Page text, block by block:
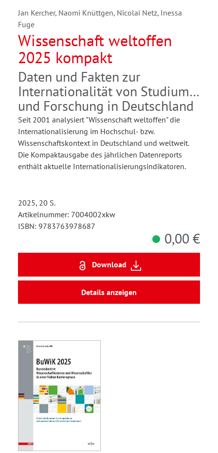
Jan Kercher, Naomi Knüttgen, Nicolai Netz, Inessa
Fuge
Wissenschaft weltoffen
2025 kompakt
Daten und Fakten zur
Internationalität von Studium
und Forschung in Deutschland
Seit 2001 analysiert "Wissenschaft weltoffen" die
Internationalisierung im Hochschul- bzw.
Wissenschaftskontext in Deutschland und weltweit.
Die Kompaktausgabe des jährlichen Datenreports
enthält aktuelle Internationalisierungsindikatoren.
2025, 20 S.
Artikelnummer: 7004002xkw
ISBN: 9783763978687
0,00 €
Download
Details anzeigen